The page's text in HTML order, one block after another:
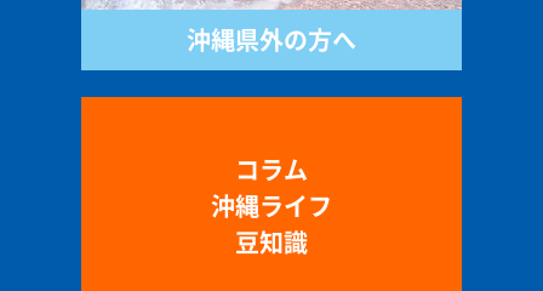
沖縄県外の方へ
コラム
沖縄ライフ
豆知識